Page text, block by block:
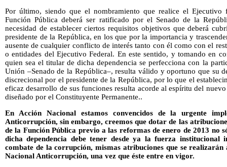
Por último, siendo que el nombramiento que realice el Ejecutivo
Función Pública deberá ser ratificado por el Senado de la
necesidad de establecer ciertos requisitos objetivos que deberá
presidente de la República, en los que por la importancia y
ausente de cualquier conflicto de interés tanto con él como con el
o entidades del Ejecutivo Federal. En este sentido, y tomando en
quien sea el titular de dicha dependencia se perfecciona con la
Unión –Senado de la República–, resulta válido y oportuno que su
discrecional por el presidente de la República, por lo que el
eficaz desarrollo de sus funciones resulta acorde al espíritu del
diseñado por el Constituyente Permanente..
En Acción Nacional estamos convencidos de la urgente
Anticorrupción, sin embargo, creemos que dotar de las
de la Función Pública previo a las reformas de enero de 2013 no
dicha dependencia debe tener desde ya la fuerza institucional
combate de la corrupción, mismas atribuciones que se
Nacional Anticorrupción, una vez que éste entre en vigor.